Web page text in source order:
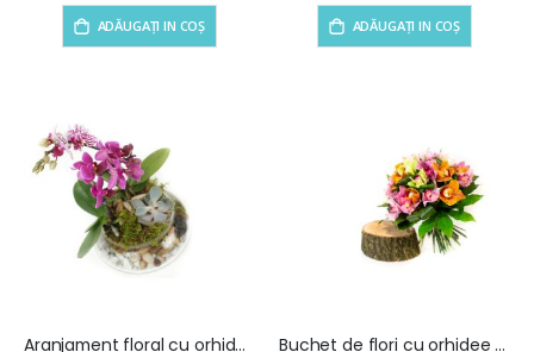
ADĂUGAȚI IN COȘ ADĂUGAȚI IN COȘ
Aranjament floral cu orhidee Rising Sun Buchet de flori cu orhidee Exotic Doll